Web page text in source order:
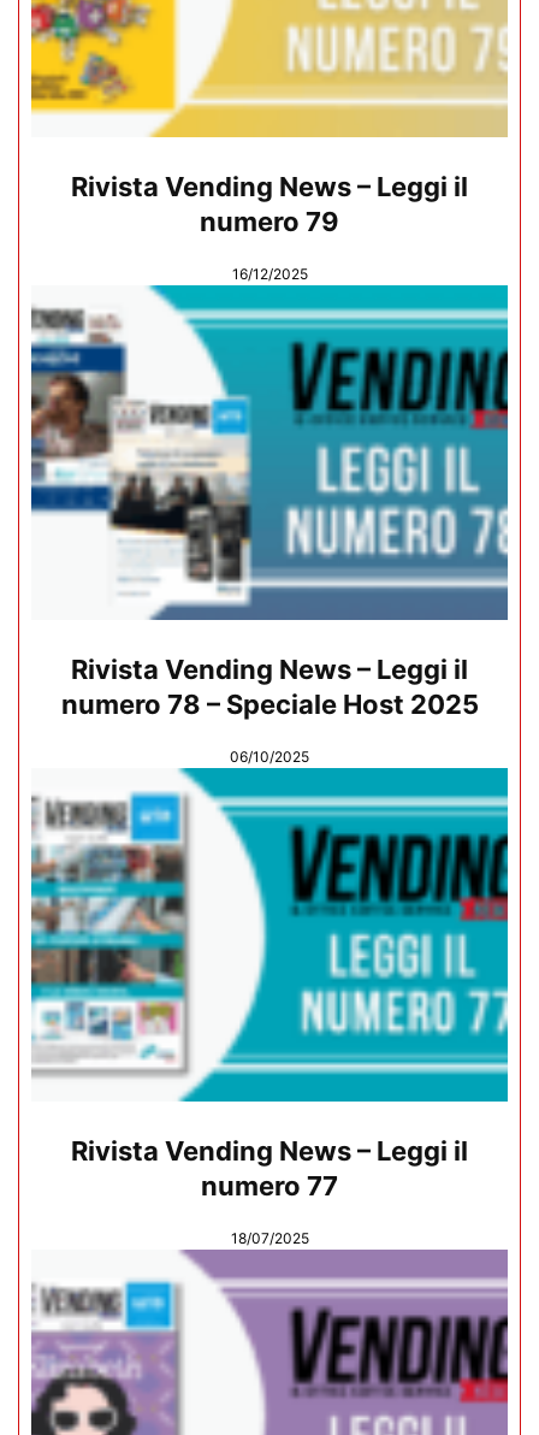
Rivista Vending News – Leggi il
numero 79
16/12/2025
Rivista Vending News – Leggi il
numero 78 – Speciale Host 2025
06/10/2025
Rivista Vending News – Leggi il
numero 77
18/07/2025